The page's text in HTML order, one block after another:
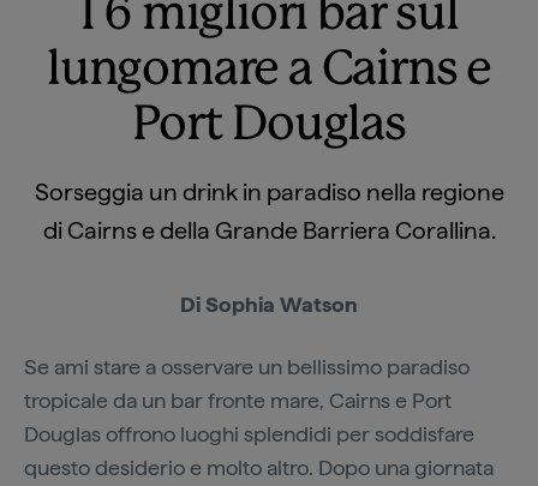
I 6 migliori bar sul
lungomare a Cairns e
Port Douglas
Sorseggia un drink in paradiso nella regione
di Cairns e della Grande Barriera Corallina.
Di Sophia Watson
Se ami stare a osservare un bellissimo paradiso
tropicale da un bar fronte mare, Cairns e Port
Douglas offrono luoghi splendidi per soddisfare
questo desiderio e molto altro. Dopo una giornata